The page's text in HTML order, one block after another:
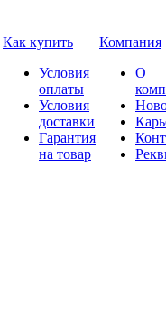
Как купить
Условия
оплаты
Условия
доставки
Гарантия
на товар
Компания
О